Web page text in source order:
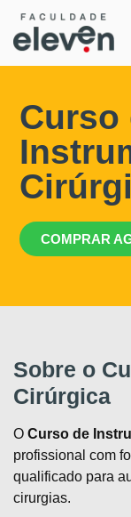
Curso
COMPRAR
Sobre o
Cirúrgica
O Curso de
profissional com
qualificado para
cirurgias.